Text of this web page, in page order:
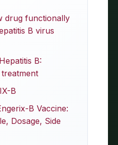
drug functionally
B virus
B:
treatment
B
B Vaccine:
Dosage, Side